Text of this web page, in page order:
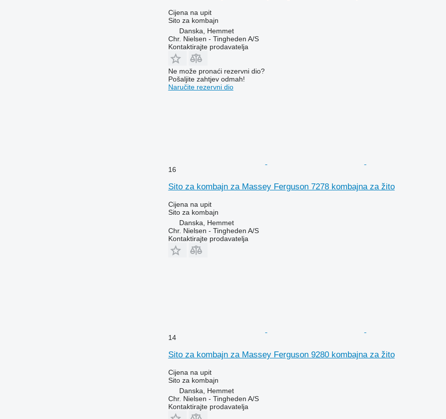
Cijena na upit
Sito za kombajn
Danska, Hemmet
Chr. Nielsen - Tingheden A/S
Kontaktirajte prodavatelja
Ne može pronaći rezervni dio?
Pošaljite zahtjev odmah!
Naručite rezervni dio
16
Sito za kombajn za Massey Ferguson 7278 kombajna za žito
Cijena na upit
Sito za kombajn
Danska, Hemmet
Chr. Nielsen - Tingheden A/S
Kontaktirajte prodavatelja
14
Sito za kombajn za Massey Ferguson 9280 kombajna za žito
Cijena na upit
Sito za kombajn
Danska, Hemmet
Chr. Nielsen - Tingheden A/S
Kontaktirajte prodavatelja